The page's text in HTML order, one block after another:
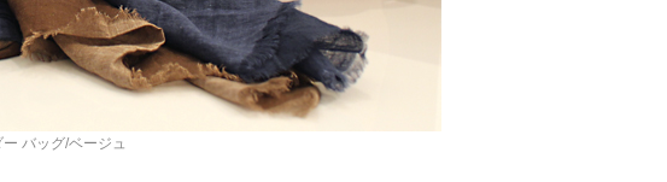
バッグ/ベージュ